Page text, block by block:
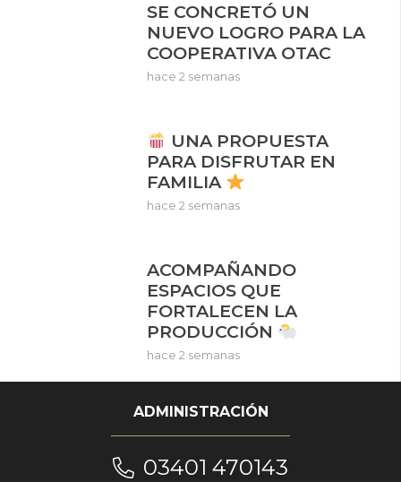
SE CONCRETÓ UN
NUEVO LOGRO PARA LA
COOPERATIVA OTAC
hace 2 semanas
UNA PROPUESTA
PARA DISFRUTAR EN
FAMILIA
hace 2 semanas
ACOMPAÑANDO
ESPACIOS QUE
FORTALECEN LA
PRODUCCIÓN
hace 2 semanas
ADMINISTRACIÓN
03401 470143